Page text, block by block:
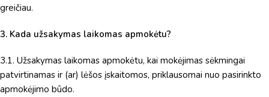
greičiau.
3. Kada užsakymas laikomas apmokėtu?
3.1. Užsakymas laikomas apmokėtu, kai mokėjimas sėkmingai
patvirtinamas ir (ar) lėšos įskaitomos, priklausomai nuo pasirinkto
apmokėjimo būdo.